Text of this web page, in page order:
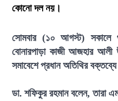
কোনো দল নয়।
সোমবার (১০ আগস্ট) সকালে
বোনারপাড়া কাজী আজহার আলী
সমাবেশে প্রধান অতিথির
ডা. শফিকুর রহমান বলেন, তারা